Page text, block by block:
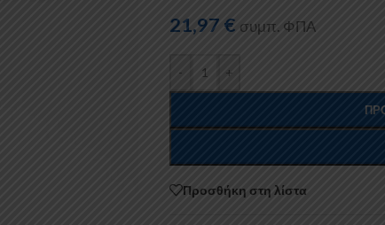
21,97 € συμπ. ΦΠΑ
- +
Προσθήκη στη λίστα